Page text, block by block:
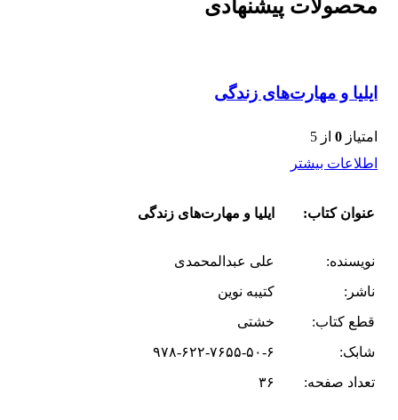
محصولات پیشنهادی
ایلیا و مهارت‌های زندگی
امتیاز 0 از 5
اطلاعات بیشتر
عنوان کتاب: ایلیا و مهارت‌های زندگی
نویسنده:
علی عبدالمحمدی
ناشر:
کتیبه نوین
قطع کتاب:
خشتی
شابک:
۹۷۸-۶۲۲-۷۶۵۵-۵۰-۶
تعداد صفحه:
۳۶